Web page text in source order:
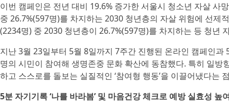
이번 캠페인은 전년 대비 19.6% 증가한 서울시 청소년 자살
중 26.7%(597명)를 차지하는 2030 청년층의 자살 위험에 선
(2234명) 중 2030 청년층이 26.7%(597명)를 차지하는 등 청년
지난 3월 23일부터 5월 8일까지 7주간 진행된 온라인 캠페인
명의 시민이 참여해 생명존중 문화 확산에 동참했다. 특히 일
하고 스스로를 돌보는 실질적인 ‘참여형 행동’을 이끌어냈다는
5분 자기기록 ‘나를 바라봄’ 및 마음건강 체크로 예방 실효성 높